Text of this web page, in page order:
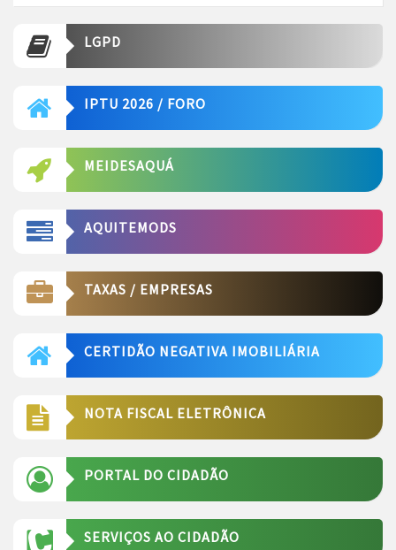
LGPD
IPTU 2026 / FORO
MEIDESAQUÁ
AQUITEMODS
TAXAS / EMPRESAS
CERTIDÃO NEGATIVA IMOBILIÁRIA
NOTA FISCAL ELETRÔNICA
PORTAL DO CIDADÃO
SERVIÇOS AO CIDADÃO